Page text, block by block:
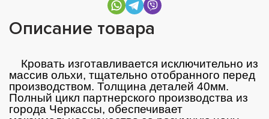
Описание товара
Кровать изготавливается исключительно из
массив ольхи, тщательно отобранного перед
производством. Толщина деталей 40мм.
Полный цикл партнерского производства из
города Черкассы, обеспечивает